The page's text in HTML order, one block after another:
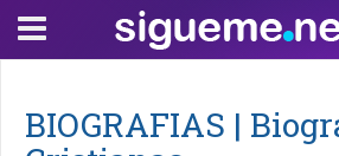
BIOGRAFIAS |